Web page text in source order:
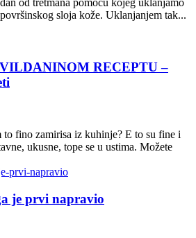
od tretmana pomoću kojeg uklanjamo
sloja kože. Uklanjanjem tak...
RECEPTU –
to fino zamirisa iz kuhinje? E to su fine i
ukusne, tope se u ustima. Možete
je prvi napravio